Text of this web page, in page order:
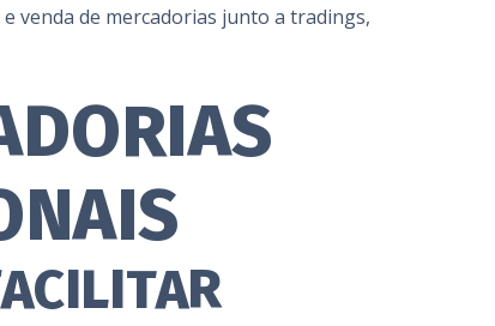
venda de mercadorias junto a tradings,